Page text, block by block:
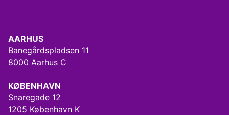
AARHUS
Banegårdspladsen 11
8000 Aarhus C
KØBENHAVN
Snaregade 12
1205 København K